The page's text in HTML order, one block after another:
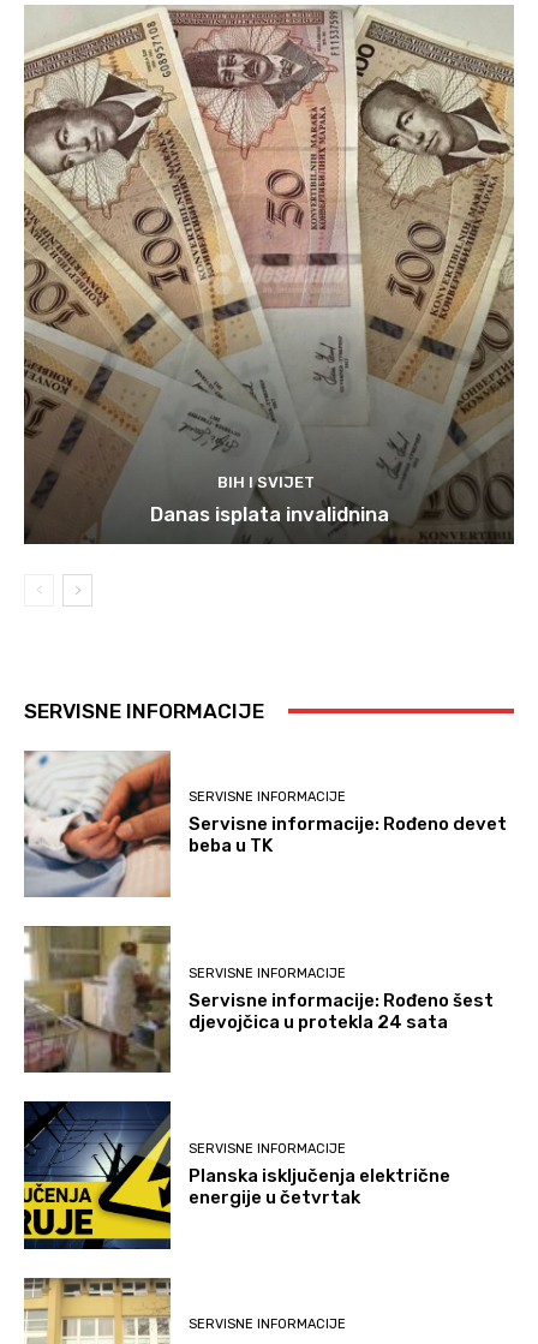
BIH I SVIJET
Danas isplata invalidnina
SERVISNE INFORMACIJE
SERVISNE INFORMACIJE
Servisne informacije: Rođeno devet
beba u TK
SERVISNE INFORMACIJE
Servisne informacije: Rođeno šest
djevojčica u protekla 24 sata
SERVISNE INFORMACIJE
Planska isključenja električne
energije u četvrtak
SERVISNE INFORMACIJE